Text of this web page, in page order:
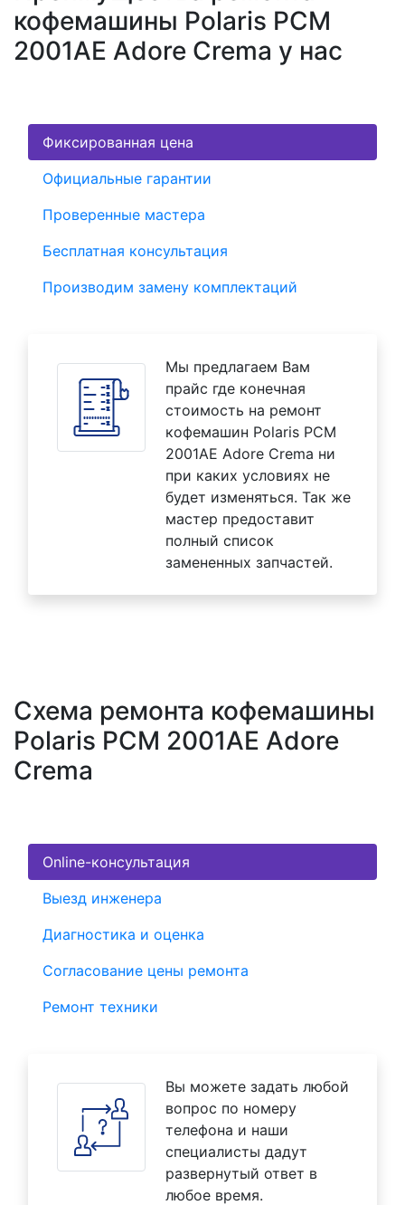
кофемашины Polaris PCM
2001AE Adore Crema у нас
Фиксированная цена
Официальные гарантии
Проверенные мастера
Бесплатная консультация
Производим замену комплектаций
Мы предлагаем Вам
прайс где конечная
стоимость на ремонт
кофемашин Polaris PCM
2001AE Adore Crema ни
при каких условиях не
будет изменяться. Так же
мастер предоставит
полный список
замененных запчастей.
Схема ремонта кофемашины
Polaris PCM 2001AE Adore
Crema
Online-консультация
Выезд инженера
Диагностика и оценка
Согласование цены ремонта
Ремонт техники
Вы можете задать любой
вопрос по номеру
телефона и наши
специалисты дадут
развернутый ответ в
любое время.